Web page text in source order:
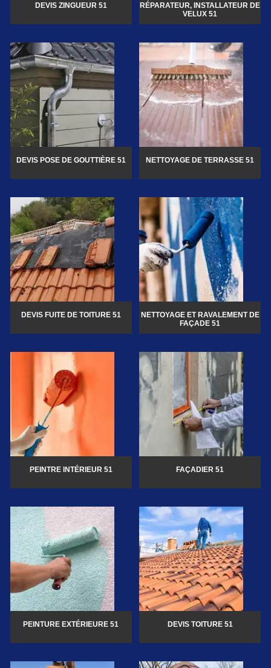
DEVIS ZINGUEUR 51
RÉPARATEUR, INSTALLATEUR DE
VELUX 51
DEVIS POSE DE GOUTTIÈRE 51 NETTOYAGE DE TERRASSE 51
DEVIS FUITE DE TOITURE 51
NETTOYAGE ET RAVALEMENT DE
FAÇADE 51
PEINTRE INTÉRIEUR 51 FAÇADIER 51
PEINTURE EXTÉRIEURE 51 DEVIS TOITURE 51